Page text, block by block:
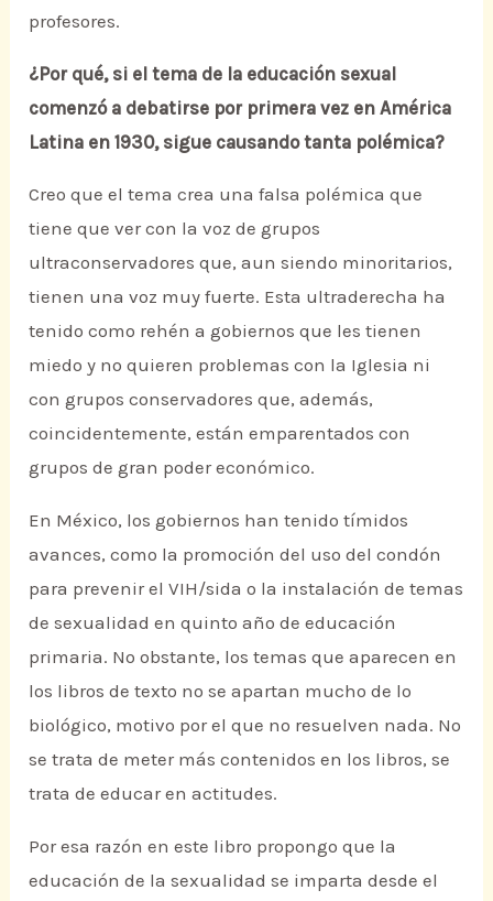
profesores.
¿Por qué, si el tema de la educación sexual
comenzó a debatirse por primera vez en América
Latina en 1930, sigue causando tanta polémica?
Creo que el tema crea una falsa polémica que
tiene que ver con la voz de grupos
ultraconservadores que, aun siendo minoritarios,
tienen una voz muy fuerte. Esta ultraderecha ha
tenido como rehén a gobiernos que les tienen
miedo y no quieren problemas con la Iglesia ni
con grupos conservadores que, además,
coincidentemente, están emparentados con
grupos de gran poder económico.
En México, los gobiernos han tenido tímidos
avances, como la promoción del uso del condón
para prevenir el VIH/sida o la instalación de temas
de sexualidad en quinto año de educación
primaria. No obstante, los temas que aparecen en
los libros de texto no se apartan mucho de lo
biológico, motivo por el que no resuelven nada. No
se trata de meter más contenidos en los libros, se
trata de educar en actitudes.
Por esa razón en este libro propongo que la
educación de la sexualidad se imparta desde el